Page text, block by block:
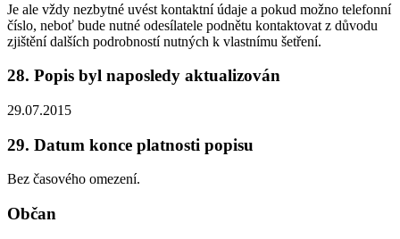
Je ale vždy nezbytné uvést kontaktní údaje a pokud možno telefonní
číslo, neboť bude nutné odesílatele podnětu kontaktovat z důvodu
zjištění dalších podrobností nutných k vlastnímu šetření.
28. Popis byl naposledy aktualizován
29.07.2015
29. Datum konce platnosti popisu
Bez časového omezení.
Občan